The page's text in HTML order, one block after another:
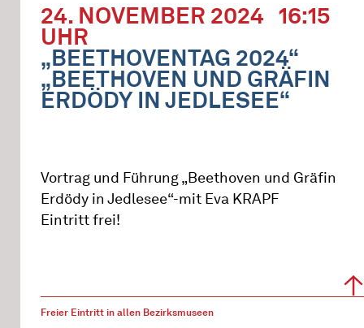
24. NOVEMBER 2024 16:15
UHR
„BEETHOVENTAG 2024“
„BEETHOVEN UND GRÄFIN
ERDÖDY IN JEDLESEE“
Vortrag und Führung „Beethoven und Gräfin
Erdödy in Jedlesee“-mit Eva KRAPF
Eintritt frei!
Freier Eintritt in allen Bezirksmuseen